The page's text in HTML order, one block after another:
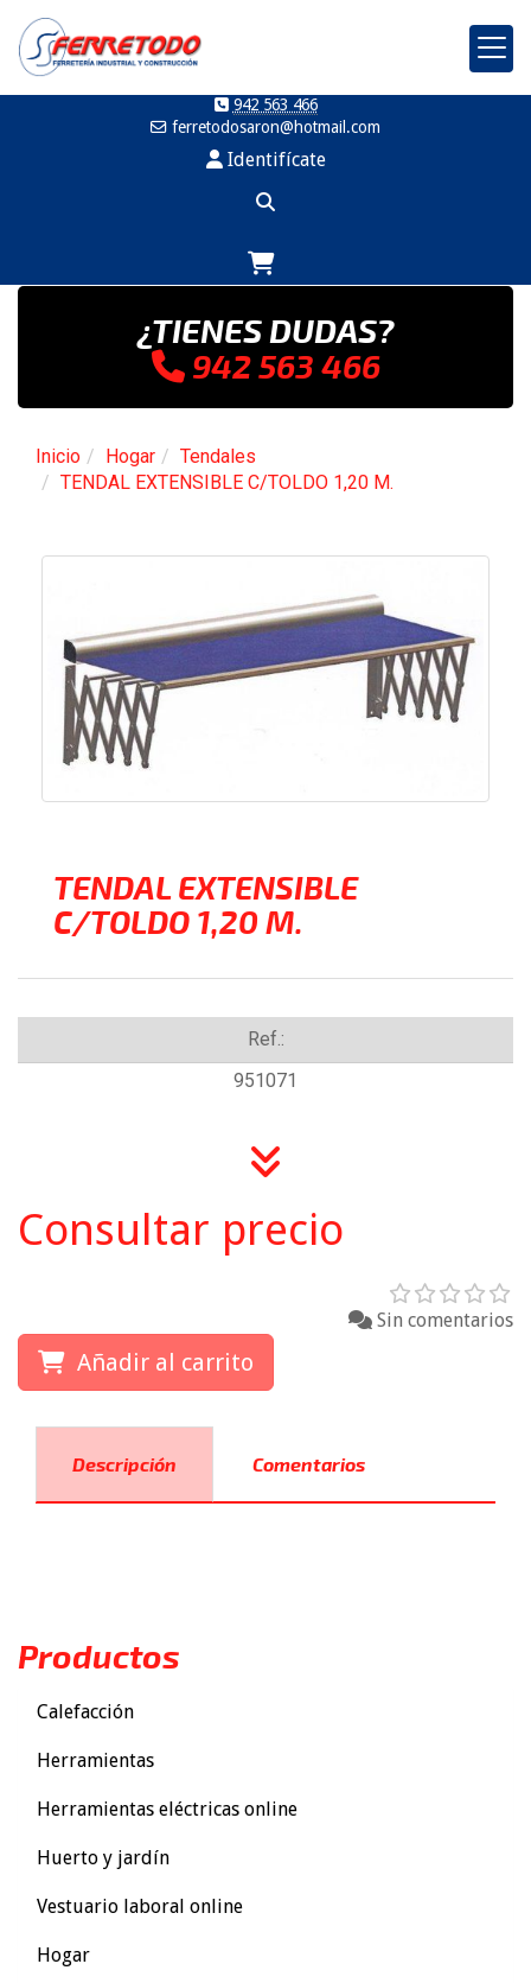
942 563 466
ferretodosaron
hotmail.com
Identifícate
¿TIENES DUDAS?
942 563 466
Inicio Hogar
Tendales
TENDAL EXTENSIBLE C/TOLDO 1,20 M.
TENDAL EXTENSIBLE
C/TOLDO 1,20 M.
Ref.:
951071
Consultar precio
Sin comentarios
Añadir al carrito
Descripción Comentarios
Productos
Calefacción
Herramientas
Herramientas eléctricas online
Huerto y jardín
Vestuario laboral online
Hogar